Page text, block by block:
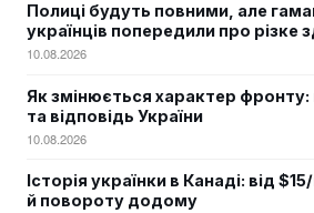
Полиці будуть повними, але
українців попередили про різке
10.08.2026
Як змінюється характер фронту:
та відповідь України
10.08.2026
Історія українки в Канаді: від
й повороту додому